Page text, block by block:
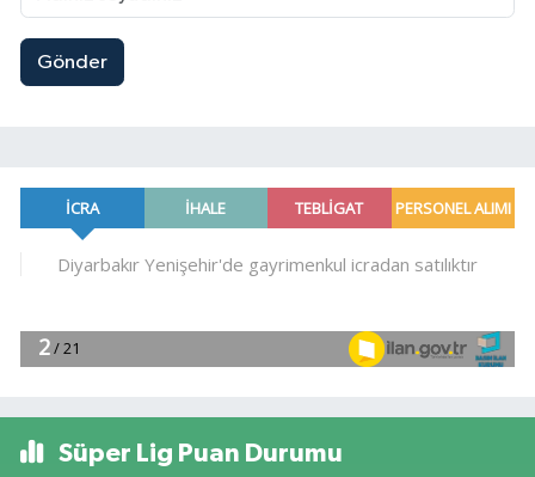
Gönder
Süper Lig Puan Durumu